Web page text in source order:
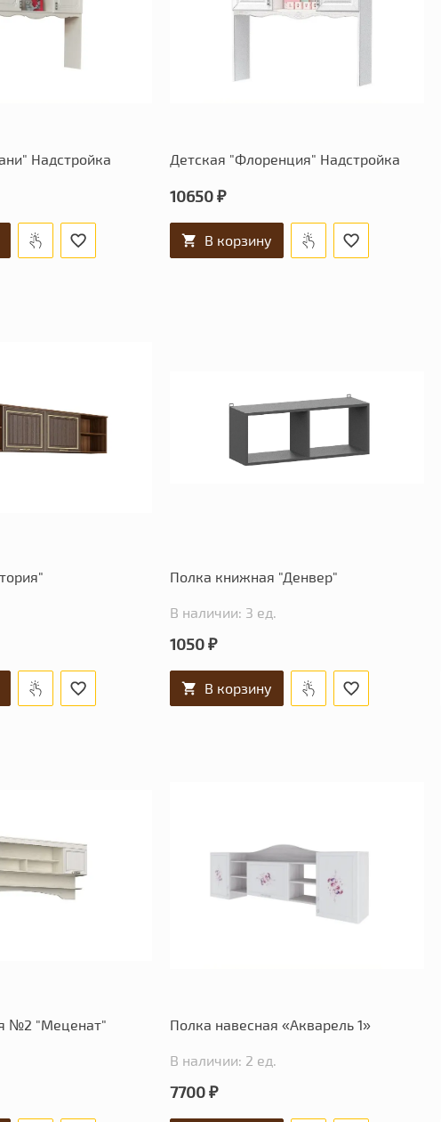
Надстройка Детская "Флоренция" Надстройка
10650 ₽
В корзину
Полка книжная "Денвер"
В наличии: 3 ед.
1050 ₽
В корзину
№2 "Меценат" Полка навесная «Акварель 1»
В наличии: 2 ед.
7700 ₽